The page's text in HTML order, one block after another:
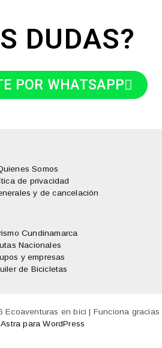
DUDAS?
POR WHATSAPP
Somos
de privacidad
y de cancelación
Cundinamarca
Nacionales
y empresas
de Bicicletas
en bici | Funciona gracias
para WordPress